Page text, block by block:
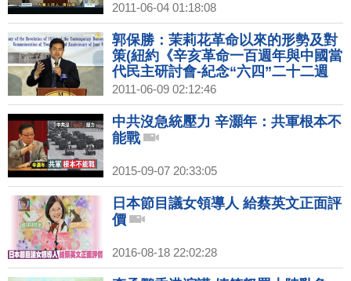
2011-06-04 01:18:08
郭保勝：茉莉花革命以來的形勢及對
策(紐約《辛亥革命一百週年與中國當
代民主研討會-紀念“六四”二十二週
年》發言選登之十五)
2011-06-09 02:12:46
中共沒急統壓力 辛灝年：共軍根本不
能戰
2015-09-07 20:33:05
日本節目議女領導人 給蔡英文正面評
價
2016-08-18 22:02:28